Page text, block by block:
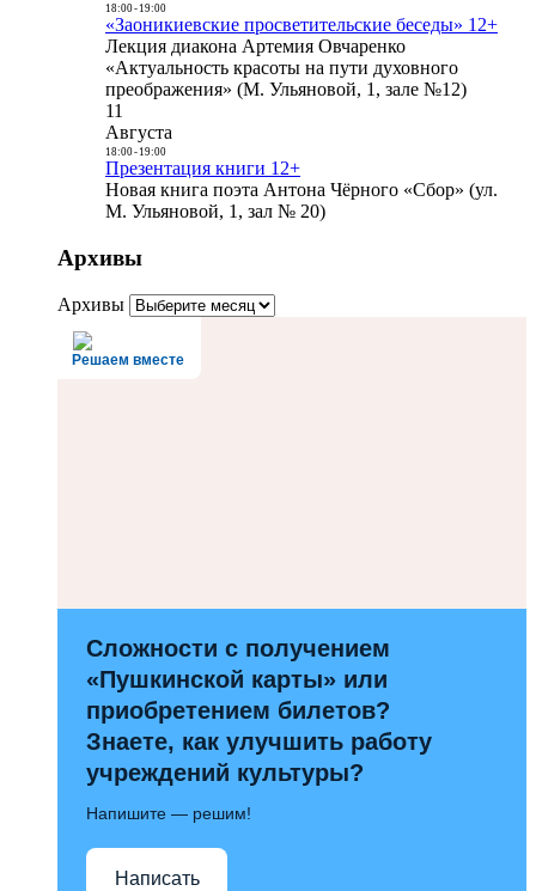
18:00- 19:00
«Заоникиевские просветительские беседы» 12+
Лекция диакона Артемия Овчаренко
«Актуальность красоты на пути духовного
преображения» (М. Ульяновой, 1, зале №12)
11
Августа
18:00- 19:00
Презентация книги 12+
Новая книга поэта Антона Чёрного «Сбор» (ул.
М. Ульяновой, 1, зал № 20)
Архивы
Архивы
Решаем вместе
Сложности с получением
«Пушкинской карты» или
приобретением билетов?
Знаете, как улучшить работу
учреждений культуры?
Напишите — решим!
Написать